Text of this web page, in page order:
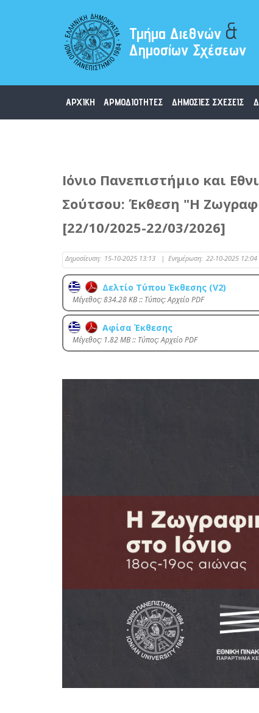
Τμήμα Διεθνών &
Δημοσίων Σχέσεων
ΑΡΧΙΚΗ ΑΡΜΟΔΙΟΤΗΤΕΣ ΔΗΜΟΣΙΕΣ ΣΧΕΣΕΙΣ
Ιόνιο Πανεπιστήμιο και
Σούτσου: Έκθεση "Η
[22/10/2025-22/03/2026]
Δημοσίευση: 15-10-2025 13:13 | Ενημέρωση: 22-10-2025 12:04
Δελτίο Τύπου Έκθεσης (V2)
Mέγεθος: 834.28 KB :: Τύπος: Αρχείο PDF
Αφίσα Έκθεσης
Mέγεθος: 1.82 MB :: Τύπος: Αρχείο PDF